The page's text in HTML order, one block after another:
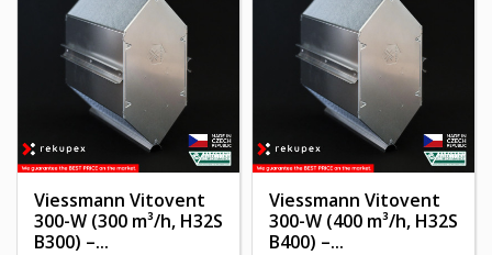
Viessmann Vitovent
300-W (300 m³/h, H32S
B300) –...
Viessmann Vitovent
300-W (400 m³/h, H32S
B400) –...